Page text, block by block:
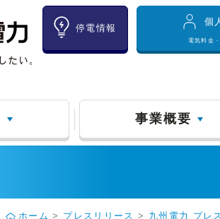
停電情報
個
電気料金
事業概要
ホーム > プレスリリース > 九州電力 プレ